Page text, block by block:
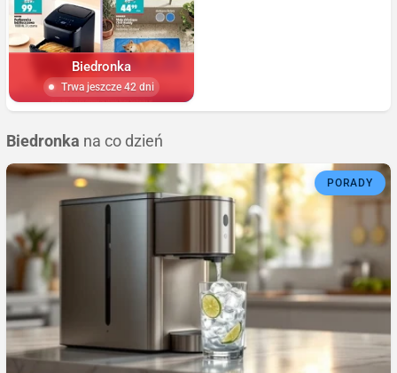
Biedronka
Trwa jeszcze 42 dni
Biedronka na co dzień
PORADY